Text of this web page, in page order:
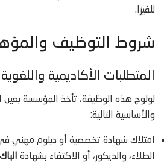
للفيزا.
شروط التوظيف
المتطلبات الأكاديمية واللغوية
لولوج هذه الوظيفة، تأخذ المؤسسة بعين
والأساسية التالية:
امتلاك شهادة تخصصية أو دبلوم مهني
الطلاء، والديكور، أو الاكتفاء بشهادة